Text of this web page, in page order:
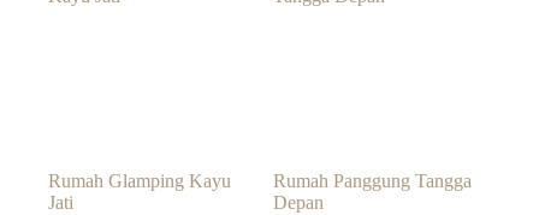
Rumah Glamping Kayu
Jati
Rumah Panggung Tangga
Depan